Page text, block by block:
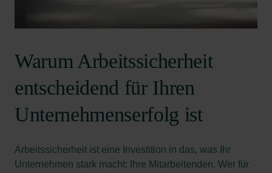
Warum Arbeitssicherheit
entscheidend für Ihren
Unternehmenserfolg ist
Arbeitssicherheit ist eine Investition in das, was Ihr
Unternehmen stark macht: Ihre Mitarbeitenden. Wer für